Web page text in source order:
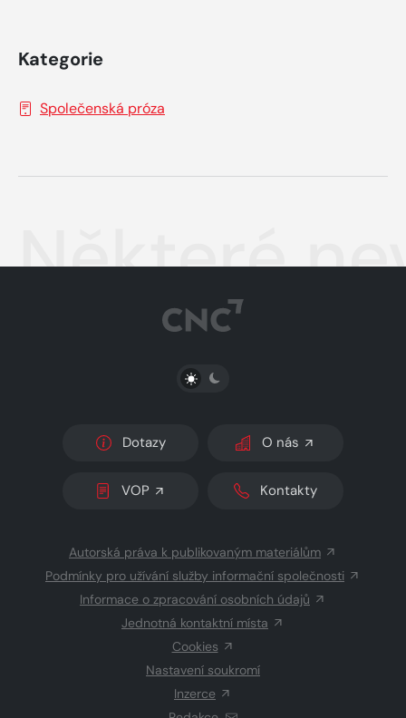
Kategorie
Společenská próza
Některé
PŘEPNOUT SVĚTLÝ/TMAVÝ REŽIM
Dotazy O nás
VOP Kontakty
Autorská práva k publikovaným materiálům
Podmínky pro užívání služby informační společnosti
Informace o zpracování osobních údajů
Jednotná kontaktní místa
Cookies
Nastavení soukromí
Inzerce